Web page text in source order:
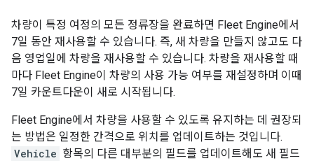
차량이 특정 여정의 모든 정류장을 완료하면 Fleet Engine에서
7일 동안 재사용할 수 있습니다. 즉, 새 차량을 만들지 않고도 다
음 영업일에 차량을 재사용할 수 있습니다. 차량을 재사용할 때
마다 Fleet Engine이 차량의 사용 가능 여부를 재설정하며 이때
7일 카운트다운이 새로 시작됩니다.
Fleet Engine에서 차량을 사용할 수 있도록 유지하는 데 권장되
는 방법은 일정한 간격으로 위치를 업데이트하는 것입니다.
Vehicle 항목의 다른 대부분의 필드를 업데이트해도 새 필드